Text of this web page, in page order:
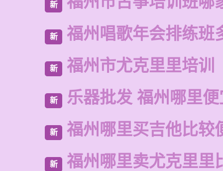
新
新 福州唱歌年会排练班
新 福州市尤克里里培训
新 乐器批发 福州哪里
新 福州哪里买吉他比较
新 福州哪里卖尤克里里